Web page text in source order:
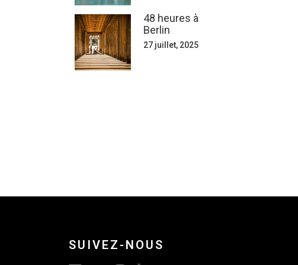
48 heures à
Berlin
27 juillet, 2025
SUIVEZ-NOUS